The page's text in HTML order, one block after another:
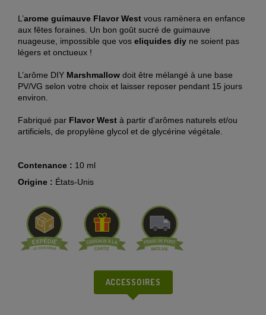
L’arome guimauve Flavor West vous ramènera en enfance
aux fêtes foraines. Un bon goût sucré de guimauve
nuageuse, impossible que vos eliquides diy ne soient pas
légers et onctueux !
L’arôme DIY Marshmallow doit être mélangé à une base
PV/VG selon votre choix et laisser reposer pendant 15 jours
environ.
Fabriqué par Flavor West à partir d'arômes naturels et/ou
artificiels, de propylène glycol et de glycérine végétale.
Contenance : 10 ml
Origine : États-Unis
ACCESSOIRES